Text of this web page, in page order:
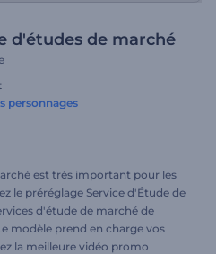
d'études de marché
personnages
est très important pour les
le préréglage Service d'Étude de
d'étude de marché de
modèle prend en charge vos
la meilleure vidéo promo